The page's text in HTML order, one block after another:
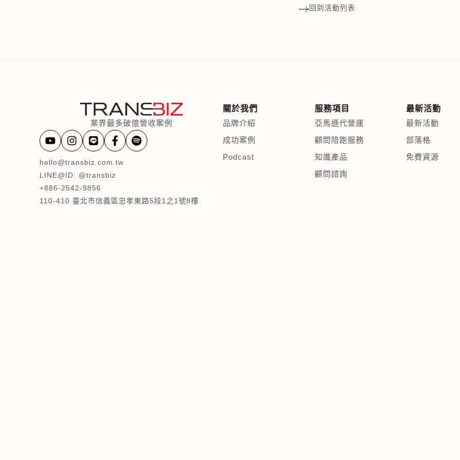
回到活動列表
業界最多破億營收案例
hello@transbiz.com.tw
LINE@ID: @transbiz
+886-2542-9856
110-410 臺北市信義區忠孝東路5段1之1號8樓
關於我們
品牌介紹
成功案例
Podcast
服務項目
亞馬遜代營運
顧問陪跑服務
知識產品
顧問諮詢
最新活動
最新活動
部落格
免費資源